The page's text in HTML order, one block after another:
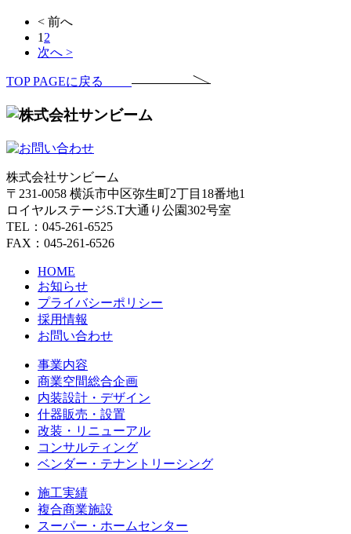
< 前へ
1 2
次へ >
TOP PAGEに戻る
株式会社サンビーム
〒231-0058 横浜市中区弥生町2丁目18番地1
ロイヤルステージS.T大通り公園302号室
TEL：045-261-6525
FAX：045-261-6526
HOME
お知らせ
プライバシーポリシー
採用情報
お問い合わせ
事業内容
商業空間総合企画
内装設計・デザイン
什器販売・設置
改装・リニューアル
コンサルティング
ベンダー・テナントリーシング
施工実績
複合商業施設
スーパー・ホームセンター